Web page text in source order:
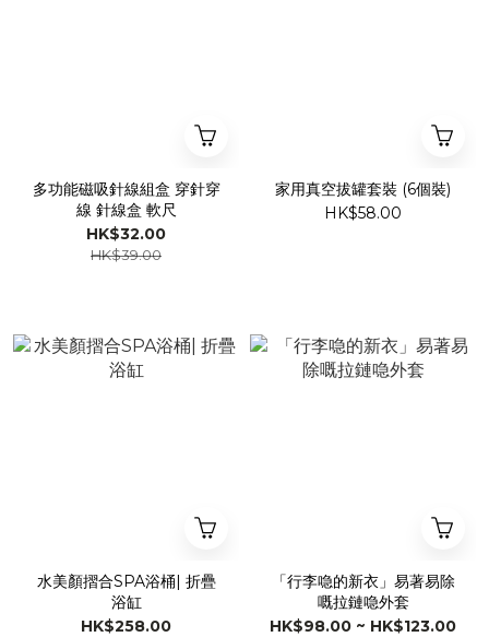
多功能磁吸針線組盒 穿針穿
線 針線盒 軟尺
HK$32.00
HK$39.00
家用真空拔罐套裝 (6個裝)
HK$58.00
水美顏摺合SPA浴桶| 折疊
浴缸
HK$258.00
「行李喼的新衣」易著易除
嘅拉鏈喼外套
HK$98.00 ~ HK$123.00